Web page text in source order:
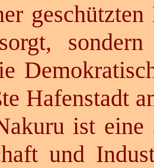
Hafenstadt
ist
und